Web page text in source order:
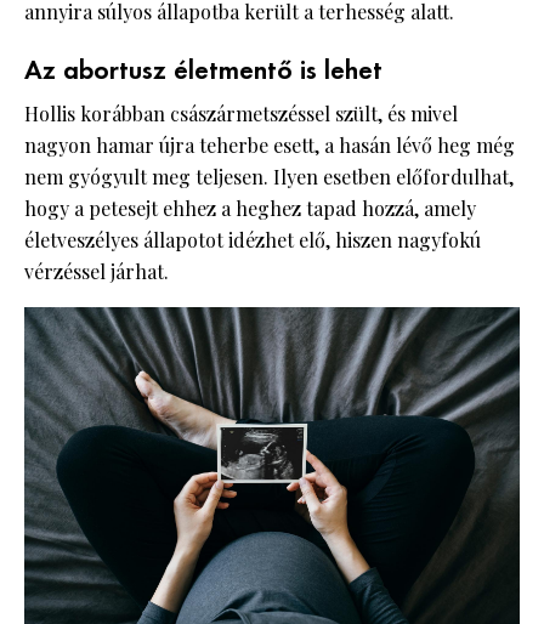
annyira súlyos állapotba került a terhesség alatt.
Az abortusz életmentő is lehet
Hollis korábban császármetszéssel szült, és mivel
nagyon hamar újra teherbe esett, a hasán lévő heg még
nem gyógyult meg teljesen. Ilyen esetben előfordulhat,
hogy a petesejt ehhez a heghez tapad hozzá, amely
életveszélyes állapotot idézhet elő, hiszen nagyfokú
vérzéssel járhat.